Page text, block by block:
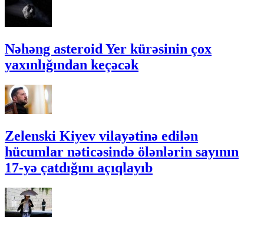
Nəhəng asteroid Yer kürəsinin çox
yaxınlığından keçəcək
Zelenski Kiyev vilayətinə edilən
hücumlar nəticəsində ölənlərin sayının
17-yə çatdığını açıqlayıb